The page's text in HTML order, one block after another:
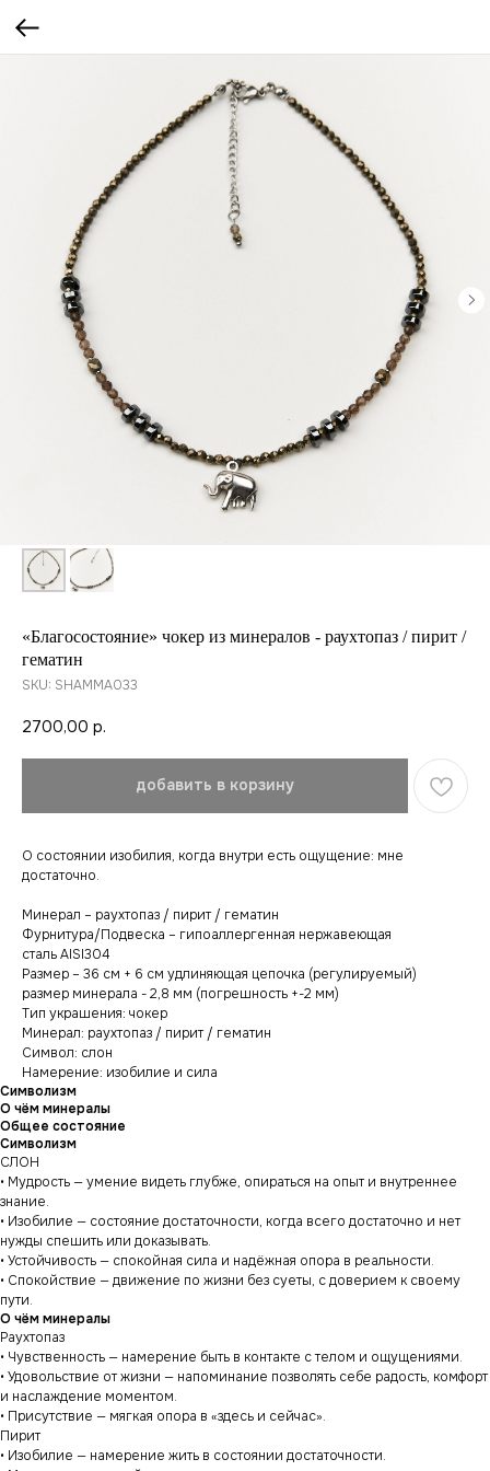
«Благосостояние» чокер из минералов - раухтопаз / пирит /
гематин
SKU: SHAMMA033
2700,00 р.
добавить в корзину
О состоянии изобилия, когда внутри есть ощущение: мне
достаточно.
Минерал – раухтопаз / пирит / гематин
Фурнитура/Подвеска – гипоаллергенная нержавеющая
сталь AISI304
Размер – 36 см + 6 см удлиняющая цепочка (регулируемый)
размер минерала - 2,8 мм (погрешность +-2 мм)
Тип украшения: чокер
Минерал: раухтопаз / пирит / гематин
Символ: слон
Намерение: изобилие и сила
Символизм
О чём минералы
Общее состояние
Символизм
СЛОН
• Мудрость — умение видеть глубже, опираться на опыт и внутреннее
знание.
• Изобилие — состояние достаточности, когда всего достаточно и нет
нужды спешить или доказывать.
• Устойчивость — спокойная сила и надёжная опора в реальности.
• Спокойствие — движение по жизни без суеты, с доверием к своему
пути.
О чём минералы
Раухтопаз
• Чувственность — намерение быть в контакте с телом и ощущениями.
• Удовольствие от жизни — напоминание позволять себе радость, комфорт
и наслаждение моментом.
• Присутствие — мягкая опора в «здесь и сейчас».
Пирит
• Изобилие — намерение жить в состоянии достаточности.